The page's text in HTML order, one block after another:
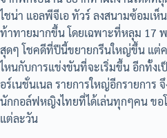
ไชน่า แอลพีจีเอ ทัวร์ ลงสนามซ้อมเห็
ท้าทายมากขึ้น โดยเฉพาะที่หลุม 17
สุดๆ โชคดีที่ปีนี้ขยายกรีนใหญ่ขึ้น แต่ค
ไหนกับการแข่งขันที่จะเริ่มขึ้น อีกทั้งเ
อร์เนชั่นเนล รายการใหญ่อีกรายการ
นักกอล์ฟหญิงไทยที่ได้เล่นทุกๆคน ขอ
แต่ละวัน